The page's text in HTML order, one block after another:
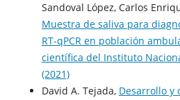
Sandoval López, Carlos
Muestra de saliva para
RT-qPCR en población
científica del Instituto
(2021)
David A. Tejada, Desarrollo y